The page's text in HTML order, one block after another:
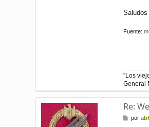
Saludos
Fuente:
"Los
General
Re:
M
por